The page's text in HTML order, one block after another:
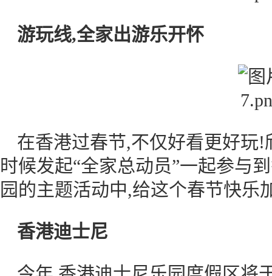
游玩线,全家出游乐开怀
在香港过春节,不仅好看更好玩
时候发起“全家总动员”一起参与
园的主题活动中,给这个春节快乐
香港迪士尼